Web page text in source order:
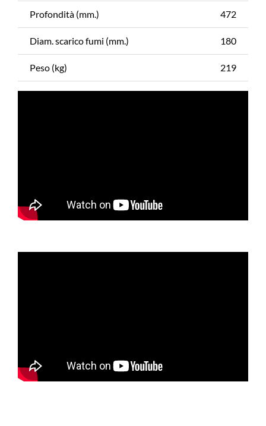
Profondità (mm.) 472
Diam. scarico fumi (mm.) 180
Peso (kg) 219